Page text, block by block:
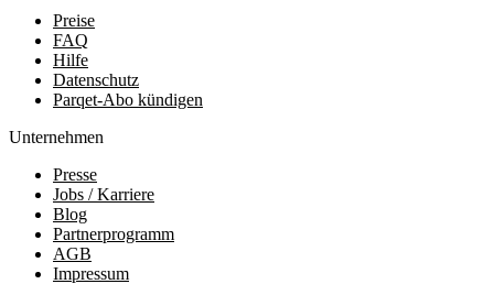
Preise
FAQ
Hilfe
Datenschutz
Parqet-Abo kündigen
Unternehmen
Presse
Jobs / Karriere
Blog
Partnerprogramm
AGB
Impressum